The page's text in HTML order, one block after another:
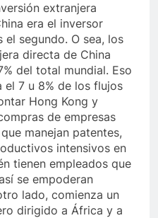
extranjera
era el inversor
segundo. O sea, los
directa de China
del total mundial. Eso
el 7 u 8% de los flujos
Hong Kong y
de empresas
manejan patentes,
intensivos en
tienen empleados que
se empoderan
lado, comienza un
dirigido a África y a